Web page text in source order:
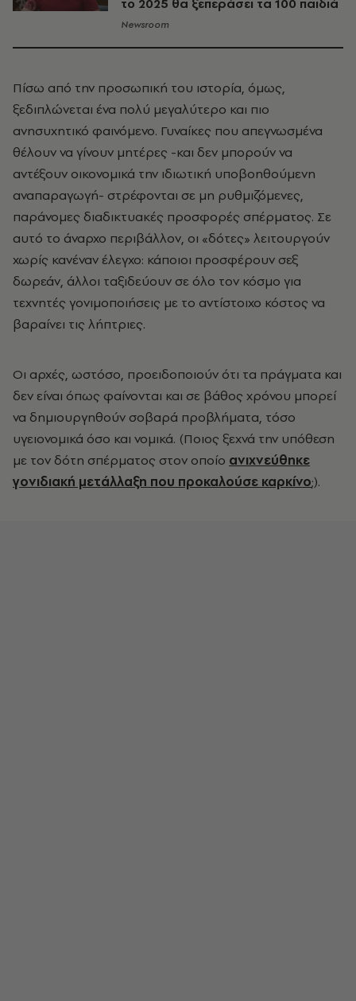
το 2025 θα ξεπεράσει τα 100 παιδιά
Newsroom
Πίσω από την προσωπική του ιστορία, όμως,
ξεδιπλώνεται ένα πολύ μεγαλύτερο και πιο
ανησυχητικό φαινόμενο. Γυναίκες που απεγνωσμένα
θέλουν να γίνουν μητέρες -και δεν μπορούν να
αντέξουν οικονομικά την ιδιωτική υποβοηθούμενη
αναπαραγωγή- στρέφονται σε μη ρυθμιζόμενες,
παράνομες διαδικτυακές προσφορές σπέρματος. Σε
αυτό το άναρχο περιβάλλον, οι «δότες» λειτουργούν
χωρίς κανέναν έλεγχο: κάποιοι προσφέρουν σεξ
δωρεάν, άλλοι ταξιδεύουν σε όλο τον κόσμο για
τεχνητές γονιμοποιήσεις με το αντίστοιχο κόστος να
βαραίνει τις λήπτριες.
Οι αρχές, ωστόσο, προειδοποιούν ότι τα πράγματα και
δεν είναι όπως φαίνονται και σε βάθος χρόνου μπορεί
να δημιουργηθούν σοβαρά προβλήματα, τόσο
υγειονομικά όσο και νομικά. (Ποιος ξεχνά την υπόθεση
με τον δότη σπέρματος στον οποίο ανιχνεύθηκε
γονιδιακή μετάλλαξη που προκαλούσε καρκίνο;).